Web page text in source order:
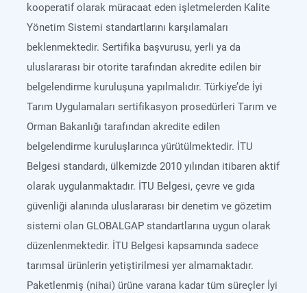
kooperatif olarak müracaat eden işletmelerden Kalite
Yönetim Sistemi standartlarını karşılamaları
beklenmektedir. Sertifika başvurusu, yerli ya da
uluslararası bir otorite tarafından akredite edilen bir
belgelendirme kuruluşuna yapılmalıdır. Türkiye’de İyi
Tarım Uygulamaları sertifikasyon prosedürleri Tarım ve
Orman Bakanlığı tarafından akredite edilen
belgelendirme kuruluşlarınca yürütülmektedir. İTU
Belgesi standardı, ülkemizde 2010 yılından itibaren aktif
olarak uygulanmaktadır. İTU Belgesi, çevre ve gıda
güvenliği alanında uluslararası bir denetim ve gözetim
sistemi olan GLOBALGAP standartlarına uygun olarak
düzenlenmektedir. İTU Belgesi kapsamında sadece
tarımsal ürünlerin yetiştirilmesi yer almamaktadır.
Paketlenmiş (nihai) ürüne varana kadar tüm süreçler İyi